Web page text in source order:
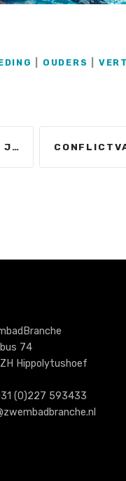
OUDERS
74
Hippolytushoef
(0)227 593433